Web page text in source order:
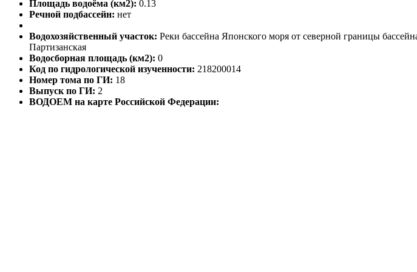
Площадь водоёма (км2): 0.13
Речной подбассейн: нет
Водохозяйственный участок: Реки бассейна Японского моря от северной границы
Партизанская
Водосборная площадь (км2): 0
Код по гидрологической изученности: 218200014
Номер тома по ГИ: 18
Выпуск по ГИ: 2
ВОДОЕМ на карте Российской Федерации: